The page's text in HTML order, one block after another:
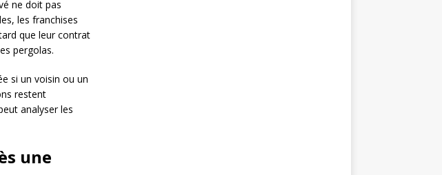
ne doit pas
les franchises
que leur contrat
pergolas.
si un voisin ou un
restent
analyser les
une